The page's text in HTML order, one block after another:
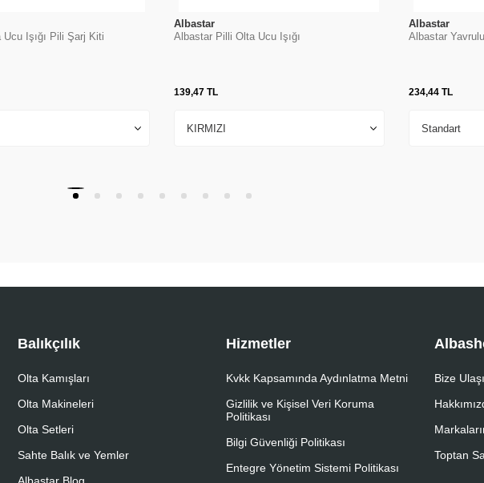
Işığı Pili Şarj Kiti
Albastar
Albastar Pilli Olta Ucu Işığı
139,47 TL
Albastar
Albastar
234,44TL
Balıkçılık
Olta Kamışları
Olta Makineleri
Olta Setleri
Sahte Balık ve Yemler
Hizmetler
Kvkk Kapsamında Aydınlatma Metni
Gizlilik ve Kişisel Veri Koruma
Politikası
Bilgi Güvenliği Politikası
Entegre Yönetim Sistemi Politikası
Bize
Toptan